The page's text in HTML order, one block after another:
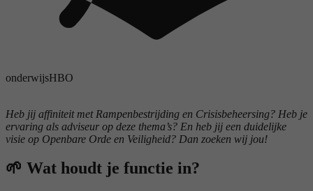
onderwijsHBO
Heb jij affiniteit met Rampenbestrijding en Crisisbeheersing? Heb je
ervaring als adviseur op deze thema’s? En heb jij een duidelijke
visie op Openbare Orde en Veiligheid? Dan zoeken wij jou!
🌱 Wat houdt je functie in?